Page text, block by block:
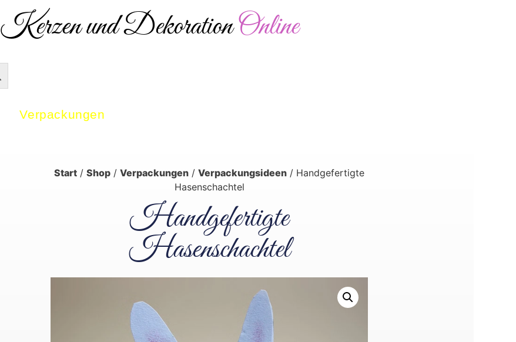
Kerzen und DekorationOnline
Verpackungen
Start / Shop / Verpackungen / Verpackungsideen / Handgefertigte
Hasenschachtel
Handgefertigte
Hasenschachtel